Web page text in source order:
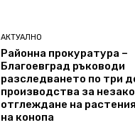
АКТУАЛНО
Районна прокуратура –
Благоевград ръководи
разследването по три
производства за
отглеждане на
на конопа